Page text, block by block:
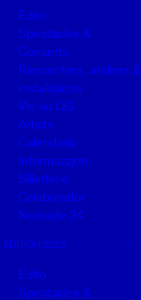
Edito
Spectacles &
Concerts
Rencontres, ateliers &
installations
Vie au QG
Artists
Calendariu
Informazzjoni
Billetterie
Colaborador
Nomade 24
ÉDITION 2023
Edito
Spectacles &